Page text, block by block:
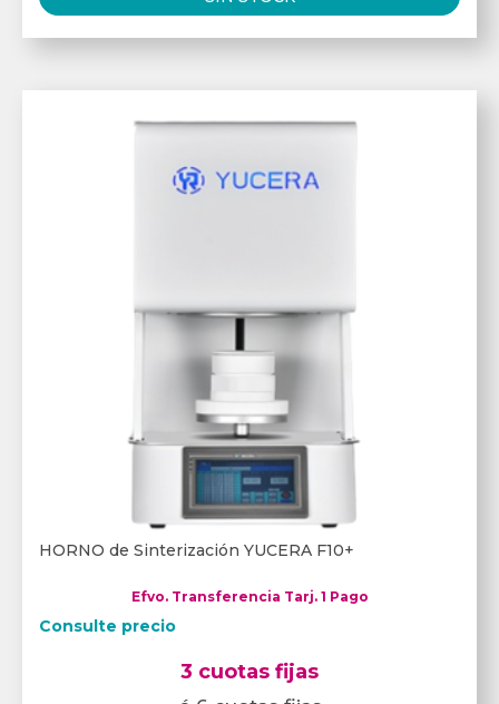
HORNO de Sinterización YUCERA F10+
Efvo. Transferencia Tarj. 1 Pago
Consulte precio
3 cuotas fijas